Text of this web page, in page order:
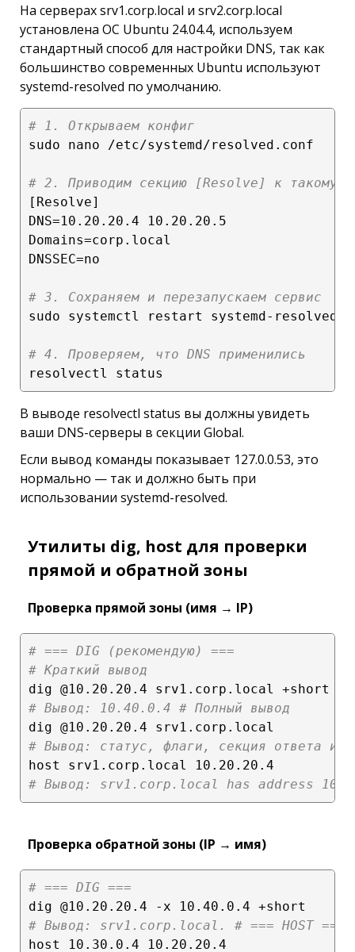
На серверах srv1.corp.local и srv2.corp.local
установлена ОС Ubuntu 24.04.4, используем
стандартный способ для настройки DNS, так как
большинство современных Ubuntu используют
systemd-resolved по умолчанию.
# 1. Открываем конфиг
sudo nano /etc/systemd/resolved.conf
# 2. Приводим секцию [Resolve] к такому
[Resolve]
DNS=10.20.20.4 10.20.20.5
Domains=corp.local
DNSSEC=no
# 3. Сохраняем и перезапускаем сервис
sudo systemctl restart systemd-
# 4. Проверяем, что DNS применились
В выводе resolvectl status вы должны увидеть
ваши DNS-серверы в секции Global.
Если вывод команды показывает 127.0.0.53, это
нормально — так и должно быть при
использовании systemd-resolved.
Утилиты dig, host для проверки
прямой и обратной зоны
Проверка прямой зоны (имя → IP)
# === DIG (рекомендую) ===
# Краткий вывод
# Вывод: 10.40.0.4 # Полный вывод
# Вывод: статус, флаги, секция ответа и
# Вывод: srv1.corp.local has address
Проверка обратной зоны (IP → имя)
# === DIG ===
# Вывод: srv1.corp.local.
# === HOST ===